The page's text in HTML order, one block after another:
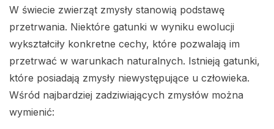
W świecie zwierząt zmysły stanowią podstawę
przetrwania. Niektóre gatunki w wyniku ewolucji
wykształciły konkretne cechy, które pozwalają im
przetrwać w warunkach naturalnych. Istnieją gatunki,
które posiadają zmysły niewystępujące u człowieka.
Wśród najbardziej zadziwiających zmysłów można
wymienić: